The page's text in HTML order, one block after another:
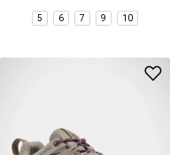
5 6 7 9 10